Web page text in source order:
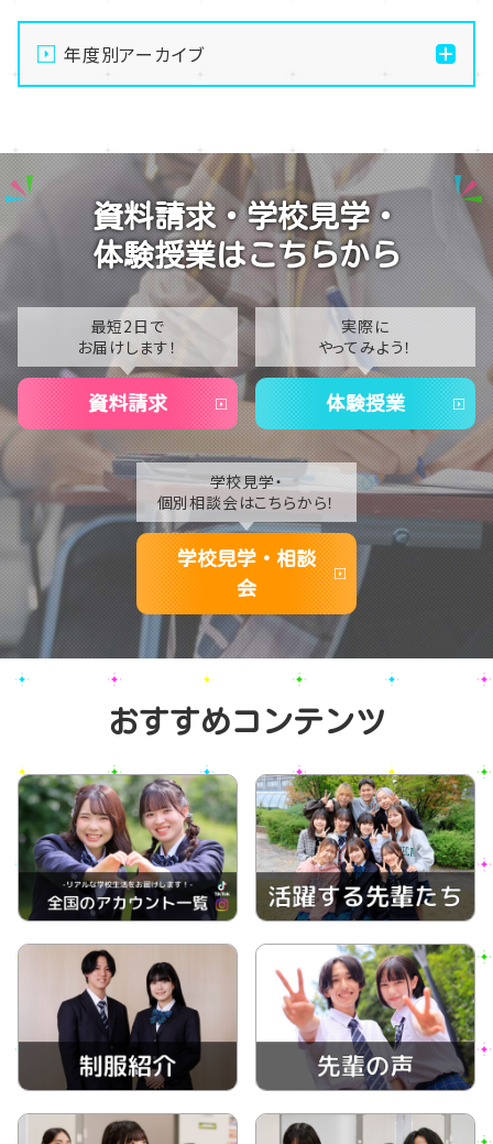
通信制高校の学習風景
メイク美容専攻の授業風景
演技の授業風景
Vtuberという表現を学ぶ
年度別アーカイブ
2025
2024
2023
2021
2020
資料請求・学校見学・
体験授業はこちらから
最短2日で
お届けします！
資料請求
実際に
やってみよう！
体験授業
学校見学・
個別相談会はこちらから！
学校見学・相談
会
おすすめコンテンツ